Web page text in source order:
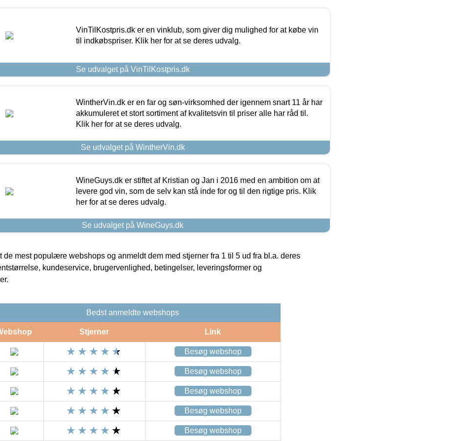
VinTilKostpris.dk er en vinklub, som giver dig mulighed for at købe vin
til indkøbspriser. Klik her for at se deres udvalg.
Se udvalget på VinTilKostpris.dk
WintherVin.dk er en far og søn-virksomhed der igennem snart 11 år har
akkumuleret et stort sortiment af kvalitetsvin til priser alle har råd til.
Klik her for at se deres udvalg.
Se udvalget på WintherVin.dk
WineGuys.dk er stiftet af Kristian og Jan i 2016 med en ambition om at
levere god vin, som de selv kan stå inde for og til den rigtige pris. Klik
her for at se deres udvalg.
Se udvalget på WineGuys.dk
de mest populære webshops og anmeldt dem med stjerner fra 1 til 5 ud fra bl.a. deres
kundeservice, brugervenlighed, betingelser, leveringsformer og
Bedst anmeldte webshops
Stjerner Link
Besøg webshop
Besøg webshop
Besøg webshop
Besøg webshop
Besøg webshop